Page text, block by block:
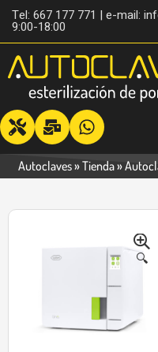
Tel: 667 177 771 | e-mail:
9:00-18:00
Autoclaves»Tienda»
🔍